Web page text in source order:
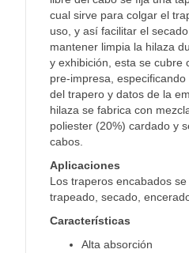
cual sirve para colgar el
uso, y así facilitar el
mantener limpia la hilaza
y exhibición, esta se cubre
pre-impresa,
del trapero y datos de la
hilaza se fabrica con
poliester (20%) cardado y
cabos.
Aplicaciones
Los traperos encabados
trapeado, secado,
Características
Alta absorción